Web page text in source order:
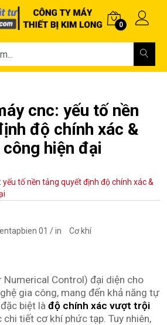
0
cnc: yếu tố nền
độ chính xác &
hiện đại
tố nền tảng quyết định độ chính xác &
01 / in Cơ khí
Numerical Control) đại diện cho
gia công, mang đến khả năng tự
biệt là độ chính xác vượt trội
tiết cơ khí phức tạp. Tuy nhiên,